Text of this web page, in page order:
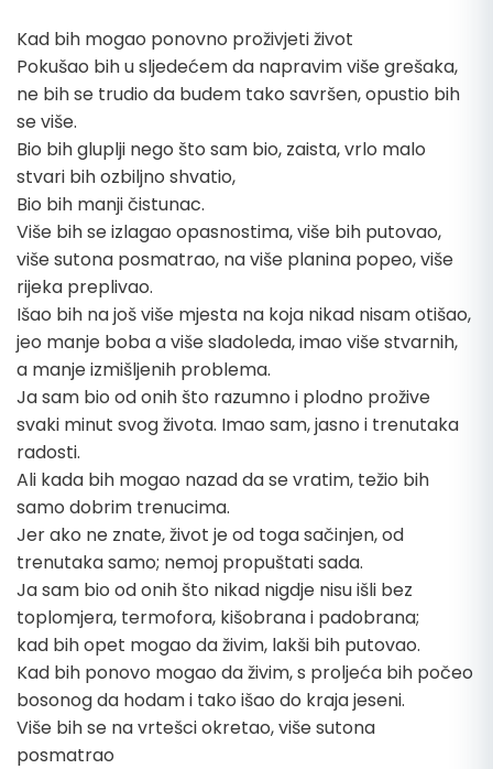
Kad bih mogao ponovno proživjeti život
Pokušao bih u sljedećem da napravim više grešaka,
ne bih se trudio da budem tako savršen, opustio bih
se više.
Bio bih gluplji nego što sam bio, zaista, vrlo malo
stvari bih ozbiljno shvatio,
Bio bih manji čistunac.
Više bih se izlagao opasnostima, više bih putovao,
više sutona posmatrao, na više planina popeo, više
rijeka preplivao.
Išao bih na još više mjesta na koja nikad nisam otišao,
jeo manje boba a više sladoleda, imao više stvarnih,
a manje izmišljenih problema.
Ja sam bio od onih što razumno i plodno prožive
svaki minut svog života. Imao sam, jasno i trenutaka
radosti.
Ali kada bih mogao nazad da se vratim, težio bih
samo dobrim trenucima.
Jer ako ne znate, život je od toga sačinjen, od
trenutaka samo; nemoj propuštati sada.
Ja sam bio od onih što nikad nigdje nisu išli bez
toplomjera, termofora, kišobrana i padobrana;
kad bih opet mogao da živim, lakši bih putovao.
Kad bih ponovo mogao da živim, s proljeća bih počeo
bosonog da hodam i tako išao do kraja jeseni.
Više bih se na vrtešci okretao, više sutona
posmatrao